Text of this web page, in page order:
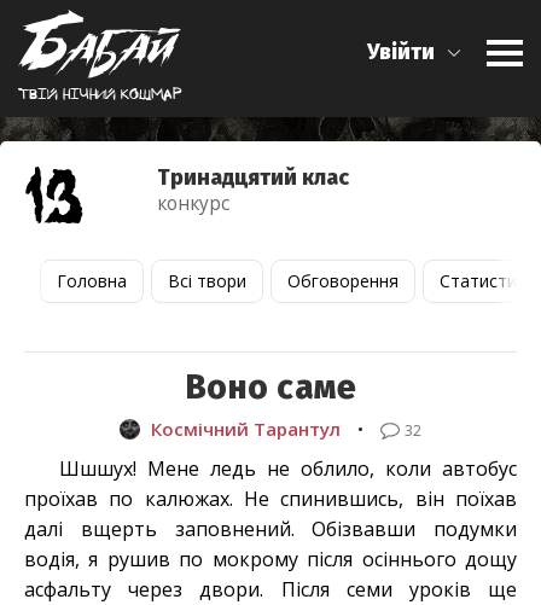
Твiй нiчний кошмар
Увійти
Тринадцятий клас
конкурс
Головна Всі твори Обговорення Статистика
Воно саме
Космічний Тарантул • 32
Шшшух! Мене ледь не облило, коли автобус
проїхав по калюжах. Не спинившись, він поїхав
далі вщерть заповнений. Обізвавши подумки
водія, я рушив по мокрому після осіннього дощу
асфальту через двори. Після семи уроків ще